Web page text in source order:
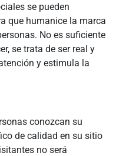
se pueden
que humanice la marca
No es suficiente
se trata de ser real y
y estimula la
conozcan su
de calidad en su sitio
no será